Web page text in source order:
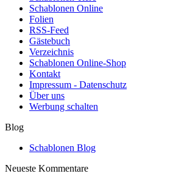
Schablonen Online
Folien
RSS-Feed
Gästebuch
Verzeichnis
Schablonen Online-Shop
Kontakt
Impressum - Datenschutz
Über uns
Werbung schalten
Blog
Schablonen Blog
Neueste Kommentare